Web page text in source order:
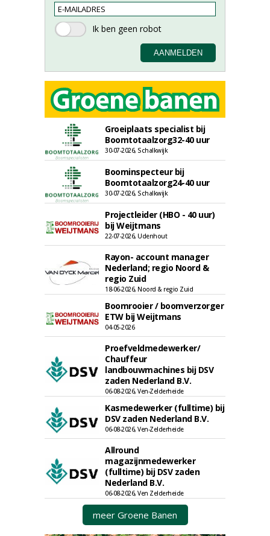
Groeiplaats specialist bij
Boomtotaalzorg32-40 uur
30-07-2026, Schalkwijk
Boominspecteur bij
Boomtotaalzorg24-40 uur
30-07-2026, Schalkwijk
Projectleider (HBO - 40 uur)
bij Weijtmans
22-07-2026, Udenhout
Rayon- account manager
Nederland; regio Noord &
regio Zuid
18-06-2026, Noord & regio Zuid
Boomrooier / boomverzorger
ETW bij Weijtmans
04-05-2026
Proefveldmedewerker/
Chauffeur
landbouwmachines bij DSV
zaden Nederland B.V.
06-08-2026, Ven-Zelderheide
Kasmedewerker (fulltime) bij
DSV zaden Nederland B.V.
06-08-2026, Ven-Zelderheide
Allround
magazijnmedewerker
(fulltime) bij DSV zaden
Nederland B.V.
06-08-2026, Ven Zelderheide
meer Groene Banen